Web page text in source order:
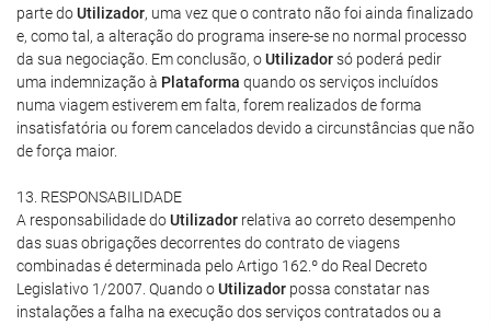
parte doUtilizador, uma vez que o contrato não foi ainda finalizado
e, como tal, a alteração do programa insere-se no normal processo
da sua negociação. Em conclusão, oUtilizadorsó poderá pedir
uma indemnização à Plataforma quando os serviços incluídos
numa viagem estiverem em falta, forem realizados de forma
insatisfatória ou forem cancelados devido a circunstâncias que não
de força maior.
13. RESPONSABILIDADE
A responsabilidade doUtilizador relativa ao correto desempenho
das suas obrigações decorrentes do contrato de viagens
combinadas é determinada pelo Artigo 162.º do Real Decreto
Legislativo 1/2007. Quando oUtilizador possa constatar nas
instalações a falha na execução dos serviços contratados ou a